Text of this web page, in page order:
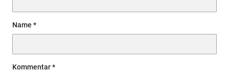
Name
Kommentar